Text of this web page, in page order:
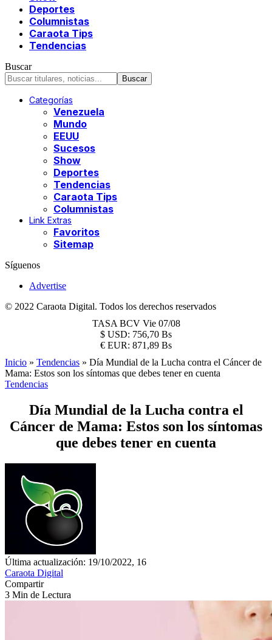
Deportes
Columnistas
Caraota Tips
Tendencias
Buscar
Categorías
Venezuela
Mundo
EEUU
Sucesos
Show
Deportes
Tendencias
Caraota Tips
Columnistas
Link Extras
Favoritos
Sitemap
Síguenos
Advertise
© 2022 Caraota Digital. Todos los derechos reservados
TASA BCV Vie 07/08
$ USD: 756,70 Bs
€ EUR: 871,89 Bs
Inicio » Tendencias » Día Mundial de la Lucha contra el Cáncer de
Mama: Estos son los síntomas que debes tener en cuenta
Tendencias
Día Mundial de la Lucha contra el
Cáncer de Mama: Estos son los síntomas
que debes tener en cuenta
Última actualización: 19/10/2022, 16
Caraota Digital
Compartir
3 Min de Lectura